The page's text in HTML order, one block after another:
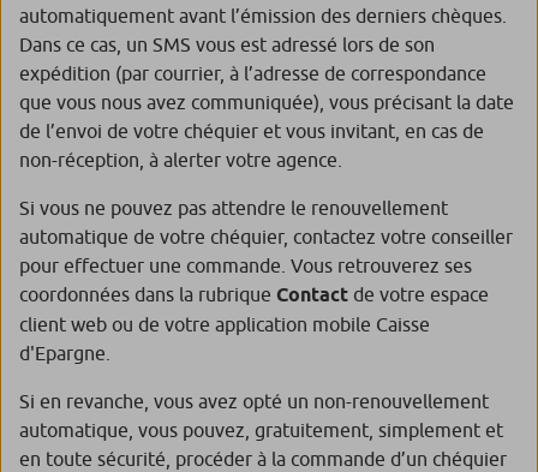
automatiquement avant l’émission des derniers chèques.
Dans ce cas, un SMS vous est adressé lors de son
expédition (par courrier, à l’adresse de correspondance
que vous nous avez communiquée), vous précisant la date
de l’envoi de votre chéquier et vous invitant, en cas de
non-réception, à alerter votre agence.
Si vous ne pouvez pas attendre le renouvellement
automatique de votre chéquier, contactez votre conseiller
pour effectuer une commande. Vous retrouverez ses
coordonnées dans la rubrique Contact de votre espace
client web ou de votre application mobile Caisse
d'Epargne.
Si en revanche, vous avez opté un non-renouvellement
automatique, vous pouvez, gratuitement, simplement et
en toute sécurité, procéder à la commande d’un chéquier